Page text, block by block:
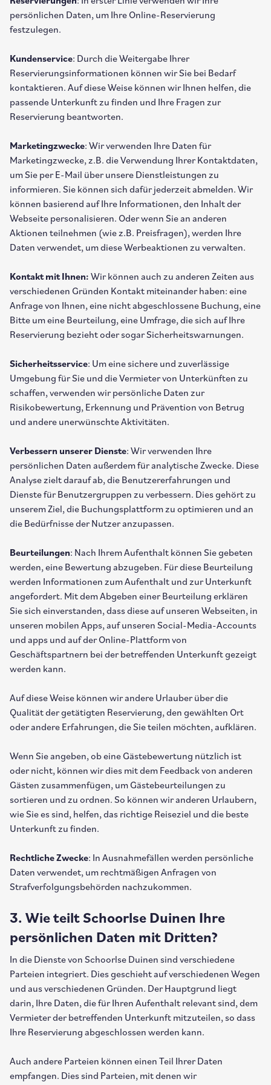
persönlichen Daten, um Ihre Online-Reservierung
festzulegen.
Kundenservice: Durch die Weitergabe Ihrer
Reservierungsinformationen können wir Sie bei Bedarf
kontaktieren. Auf diese Weise können wir Ihnen helfen, die
passende Unterkunft zu finden und Ihre Fragen zur
Reservierung beantworten.
Marketingzwecke: Wir verwenden Ihre Daten für
Marketingzwecke, z.B. die Verwendung Ihrer Kontaktdaten,
um Sie per E-Mail über unsere Dienstleistungen zu
informieren. Sie können sich dafür jederzeit abmelden. Wir
können basierend auf Ihre Informationen, den Inhalt der
Webseite personalisieren. Oder wenn Sie an anderen
Aktionen teilnehmen (wie z.B. Preisfragen), werden Ihre
Daten verwendet, um diese Werbeaktionen zu verwalten.
Kontakt mit Ihnen: Wir können auch zu anderen Zeiten aus
verschiedenen Gründen Kontakt miteinander haben: eine
Anfrage von Ihnen, eine nicht abgeschlossene Buchung, eine
Bitte um eine Beurteilung, eine Umfrage, die sich auf Ihre
Reservierung bezieht oder sogar Sicherheitswarnungen.
Sicherheitsservice: Um eine sichere und zuverlässige
Umgebung für Sie und die Vermieter von Unterkünften zu
schaffen, verwenden wir persönliche Daten zur
Risikobewertung, Erkennung und Prävention von Betrug
und andere unerwünschte Aktivitäten.
Verbessern unserer Dienste: Wir verwenden Ihre
persönlichen Daten außerdem für analytische Zwecke. Diese
Analyse zielt darauf ab, die Benutzererfahrungen und
Dienste für Benutzergruppen zu verbessern. Dies gehört zu
unserem Ziel, die Buchungsplattform zu optimieren und an
die Bedürfnisse der Nutzer anzupassen.
Beurteilungen: Nach Ihrem Aufenthalt können Sie gebeten
werden, eine Bewertung abzugeben. Für diese Beurteilung
werden Informationen zum Aufenthalt und zur Unterkunft
angefordert. Mit dem Abgeben einer Beurteilung erklären
Sie sich einverstanden, dass diese auf unseren Webseiten, in
unseren mobilen Apps, auf unseren Social-Media-Accounts
und apps und auf der Online-Plattform von
Geschäftspartnern bei der betreffenden Unterkunft gezeigt
werden kann.
Auf diese Weise können wir andere Urlauber über die
Qualität der getätigten Reservierung, den gewählten Ort
oder andere Erfahrungen, die Sie teilen möchten, aufklären.
Wenn Sie angeben, ob eine Gästebewertung nützlich ist
oder nicht, können wir dies mit dem Feedback von anderen
Gästen zusammenfügen, um Gästebeurteilungen zu
sortieren und zu ordnen. So können wir anderen Urlaubern,
wie Sie es sind, helfen, das richtige Reiseziel und die beste
Unterkunft zu finden.
Rechtliche Zwecke: In Ausnahmefällen werden persönliche
Daten verwendet, um rechtmäßigen Anfragen von
Strafverfolgungsbehörden nachzukommen.
3. Wie teilt Schoorlse Duinen Ihre
persönlichen Daten mit Dritten?
In die Dienste von Schoorlse Duinen sind verschiedene
Parteien integriert. Dies geschieht auf verschiedenen Wegen
und aus verschiedenen Gründen. Der Hauptgrund liegt
darin, Ihre Daten, die für Ihren Aufenthalt relevant sind, dem
Vermieter der betreffenden Unterkunft mitzuteilen, so dass
Ihre Reservierung abgeschlossen werden kann.
Auch andere Parteien können einen Teil Ihrer Daten
empfangen. Dies sind Parteien, mit denen wir